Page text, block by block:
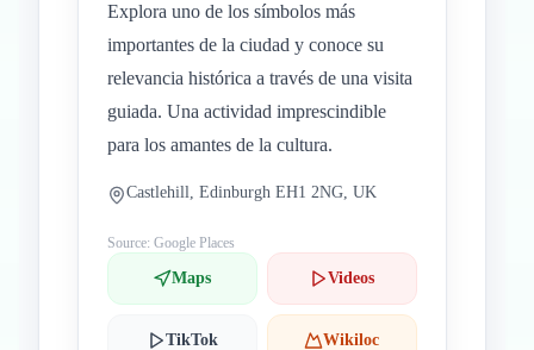
Explora uno de los símbolos más
importantes de la ciudad y conoce su
relevancia histórica a través de una visita
guiada. Una actividad imprescindible
para los amantes de la cultura.
Castlehill, Edinburgh EH1 2NG, UK
Source: Google Places
Maps Videos
TikTok Wikiloc